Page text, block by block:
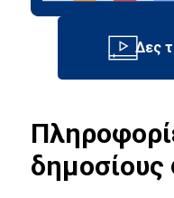
δημοσίους